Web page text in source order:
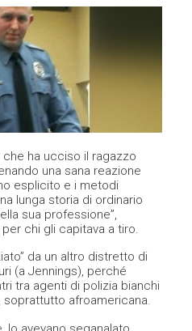
che ha ucciso il ragazzo
una sana reazione
esplicito e i metodi
lunga storia di ordinario
sua professione”,
chi gli capitava a tiro.
da un altro distretto di
(a Jennings), perché
tra agenti di polizia bianchi
soprattutto afroamericana.